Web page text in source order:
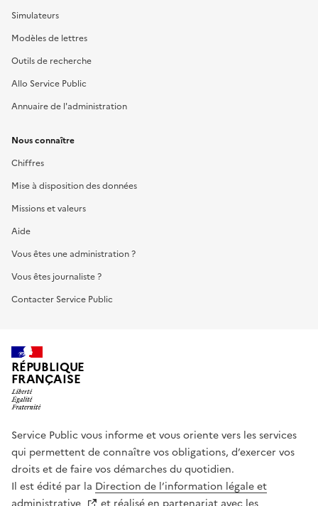
Simulateurs
Modèles de lettres
Outils de recherche
Allo Service Public
Annuaire de l'administration
Nous connaître
Chiffres
Mise à disposition des données
Missions et valeurs
Aide
Vous êtes une administration ?
Vous êtes journaliste ?
Contacter Service Public
RÉPUBLIQUE
FRANÇAISE
Service Public vous informe et vous oriente vers les services
qui permettent de connaître vos obligations, d’exercer vos
droits et de faire vos démarches du quotidien.
Il est édité par la Direction de l’information légale et